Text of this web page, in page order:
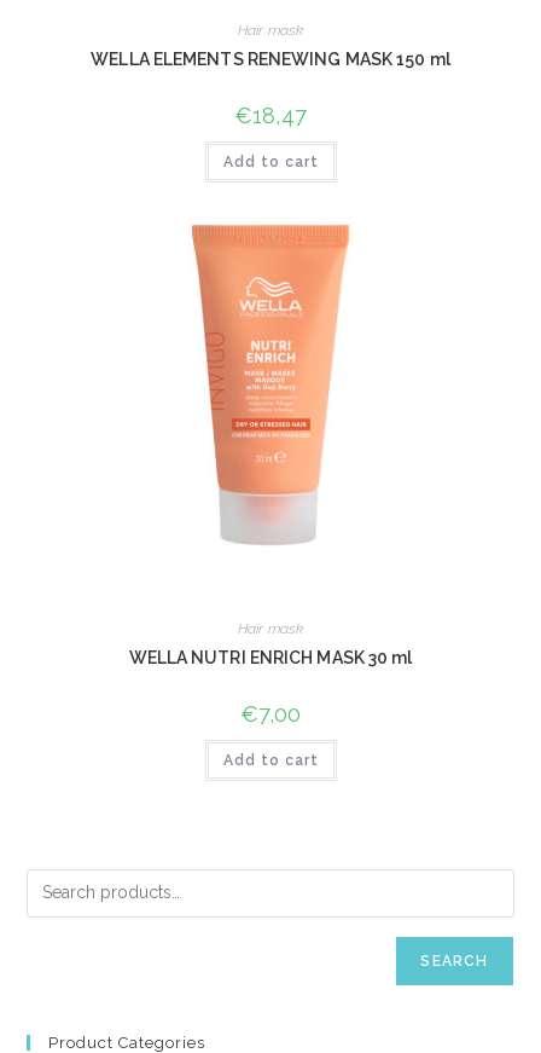
Hair mask
WELLA ELEMENTS RENEWING MASK 150 ml
€18,47
Add to cart
Hair mask
WELLA NUTRI ENRICH MASK 30 ml
€7,00
Add to cart
SEARCH
Product Categories